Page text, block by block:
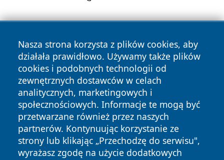
Nasza strona korzysta z plików cookies, aby
działała prawidłowo. Używamy także plików
cookies i podobnych technologii od
zewnętrznych dostawców w celach
analitycznych, marketingowych i
społecznościowych. Informacje te mogą być
przetwarzane również przez naszych
partnerów. Kontynuując korzystanie ze
strony lub klikając „Przechodzę do serwisu",
wyrażasz zgodę na użycie dodatkowych
Copyright © 2026 echowarszawy.pl Wszystkie prawa
zastrzeżone.
News Autorzy
Polityka
Prywatności
Polityka
Cookies